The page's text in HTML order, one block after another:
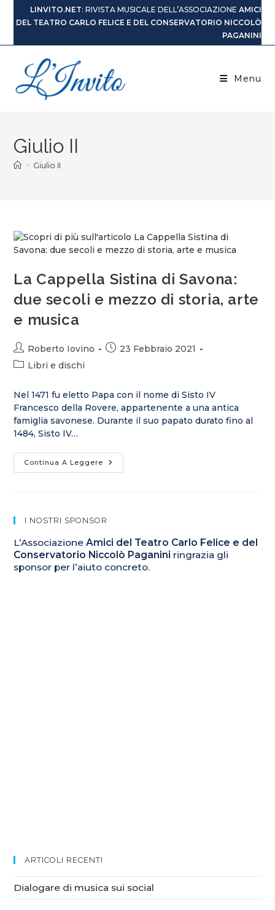
LINVITO.NET: RIVISTA MUSICALE DELL’ASSOCIAZIONE AMICI
DEL TEATRO CARLO FELICE E DEL CONSERVATORIO NICCOLÒ
PAGANINI
Menu
Giulio II
> Giulio II
La Cappella Sistina di Savona:
due secoli e mezzo di storia, arte
e musica
Roberto Iovino
23 Febbraio 2021
Libri e dischi
Nel 1471 fu eletto Papa con il nome di Sisto IV
Francesco della Rovere, appartenente a una antica
famiglia savonese. Durante il suo papato durato fino al
1484, Sisto IV…
Continua A Leggere
I NOSTRI SPONSOR
L’AssociazioneAmici del Teatro Carlo Felice e del
Conservatorio Niccolò Paganini ringrazia gli
sponsor per l’aiuto concreto.
ARTICOLI RECENTI
Dialogare di musica sui social